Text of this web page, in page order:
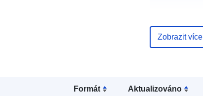
Formát Aktualizováno
záznam:
Zobrazit více